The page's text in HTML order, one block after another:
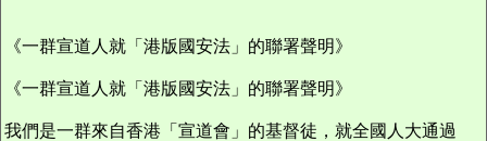
《一群宣道人就「港版國安法」的聯署聲明》
《一群宣道人就「港版國安法」的聯署聲明》
我們是一群來自香港「宣道會」的基督徒，就全國人大通過